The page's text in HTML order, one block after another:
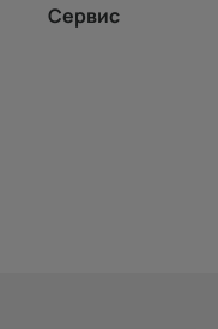
Сервис